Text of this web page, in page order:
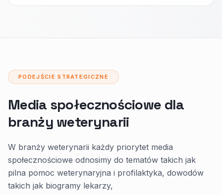
PODEJŚCIE STRATEGICZNE
Media społecznościowe dla
branży weterynarii
W branży weterynarii każdy priorytet media
społecznościowe odnosimy do tematów takich jak
pilna pomoc weterynaryjna i profilaktyka, dowodów
takich jak biogramy lekarzy,